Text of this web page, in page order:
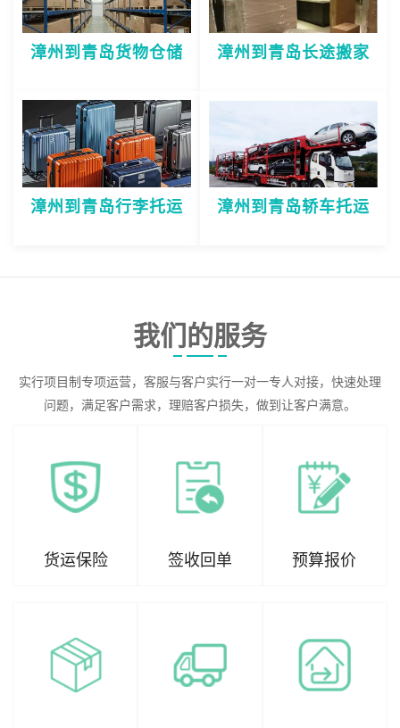
漳州到青岛货物仓储 漳州到青岛长途搬家
漳州到青岛行李托运 漳州到青岛轿车托运
我们的服务
实行项目制专项运营，客服与客户实行一对一专人对接，快速处理
问题，满足客户需求，理赔客户损失，做到让客户满意。
货运保险 签收回单 预算报价